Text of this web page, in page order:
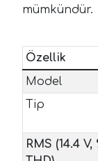
mümkündür.
Özellik
Model
Tip
RMS (14.4 V,